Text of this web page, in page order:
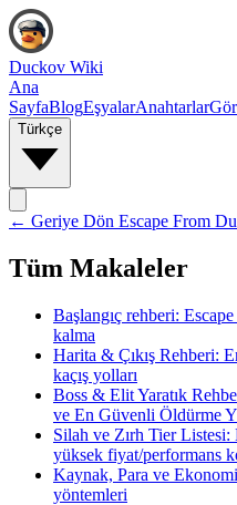
Duckov Wiki
Ana
SayfaBlogEşyalarAnahtarlar
Türkçe
← Geriye Dön Escape From
Tüm Makaleler
Başlangıç rehberi:
kalma
Harita & Çıkış Rehberi:
kaçış yolları
Boss & Elit Yaratık
ve En Güvenli Öldürme
Silah ve Zırh Tier
yüksek fiyat/performans
Kaynak, Para ve
yöntemleri